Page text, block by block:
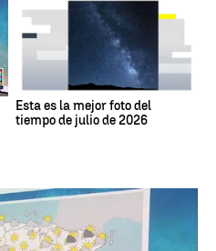
Esta es la mejor foto del
tiempo de julio de 2026